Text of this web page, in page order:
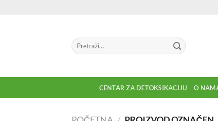
Pretraga
za:
CENTAR ZA DETOKSIKACIJU O